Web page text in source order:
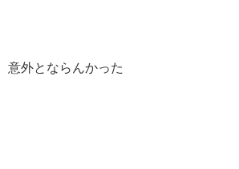
意外とならんかった